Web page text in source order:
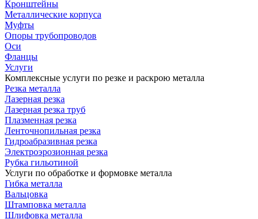
Кронштейны
Металлические корпуса
Муфты
Опоры трубопроводов
Оси
Фланцы
Услуги
Комплексные услуги по резке и раскрою металла
Резка металла
Лазерная резка
Лазерная резка труб
Плазменная резка
Ленточнопильная резка
Гидроабразивная резка
Электроэрозионная резка
Рубка гильотиной
Услуги по обработке и формовке металла
Гибка металла
Вальцовка
Штамповка металла
Шлифовка металла